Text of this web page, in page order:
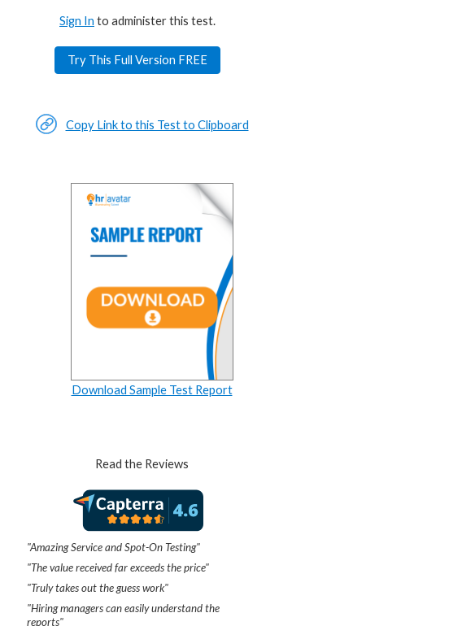
Sign In to administer this test.
Try This Full Version FREE
Copy Link to this Test to Clipboard
Download Sample Test Report
Read the Reviews
"Amazing Service and Spot-On Testing"
"The value received far exceeds the price"
"Truly takes out the guess work"
"Hiring managers can easily understand the
reports"